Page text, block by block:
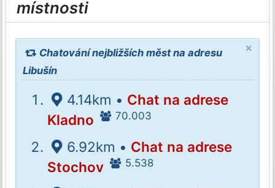
místnosti
×
Chatování nejbližších měst na adresu
Libušín
4.14km • Chat na adrese
Kladno
70.003
6.92km • Chat na adrese
Stochov
5.538